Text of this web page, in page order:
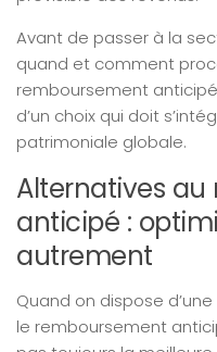
Avant de passer à la
quand et comment
remboursement
d’un choix qui doit
patrimoniale globale.
Alternatives
anticipé :
autrement
Quand on dispose
le remboursement